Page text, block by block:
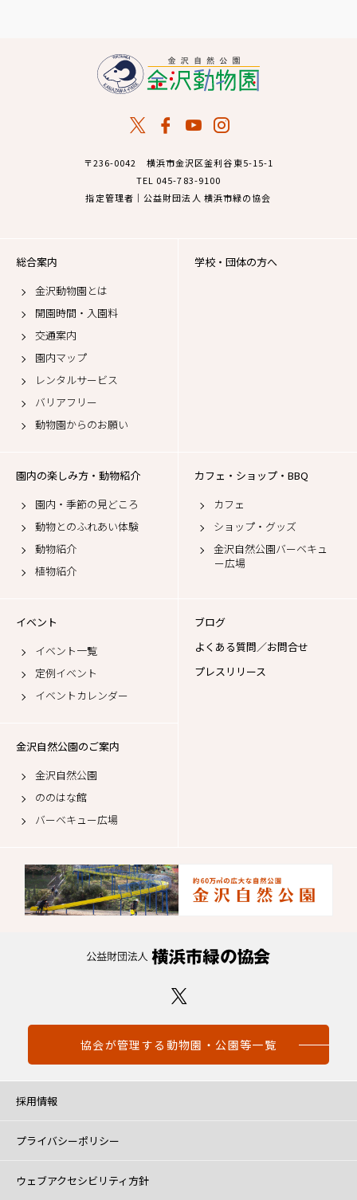
〒236-0042 横浜市金沢区釜利谷東5-15-1
TEL 045-783-9100
指定管理者｜公益財団法人 横浜市緑の協会
総合案内
金沢動物園とは
開園時間・入園料
交通案内
園内マップ
レンタルサービス
バリアフリー
動物園からのお願い
学校・団体の方へ
園内の楽しみ方・動物紹介
園内・季節の見どころ
動物とのふれあい体験
動物紹介
植物紹介
カフェ・ショップ・BBQ
カフェ
ショップ・グッズ
金沢自然公園バーベキュ
ー広場
イベント
イベント一覧
定例イベント
イベントカレンダー
ブログ
よくある質問／お問合せ
プレスリリース
金沢自然公園のご案内
金沢自然公園
ののはな館
バーベキュー広場
協会が管理する動物園・公園等一覧
採用情報
プライバシーポリシー
ウェブアクセシビリティ方針